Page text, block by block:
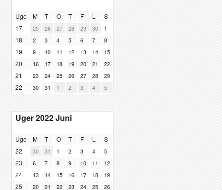
Uge M T O T F L
S
17
25 26 27 28 29 30 1
18 2 3 4 5 6 7 8
19 9 10 11 12 13 14 15
20 16 17 18 19 20 21 22
21 23 24 25 26 27 28 29
22 30 31 1 2 3 4 5
Uger 2022 Juni
Uge M T O T F L
S
22
30 31 1 2 3 4 5
23 6 7 8 9 10 11 12
24 13 14 15 16 17 18 19
25 20 21 22 23 24 25 26